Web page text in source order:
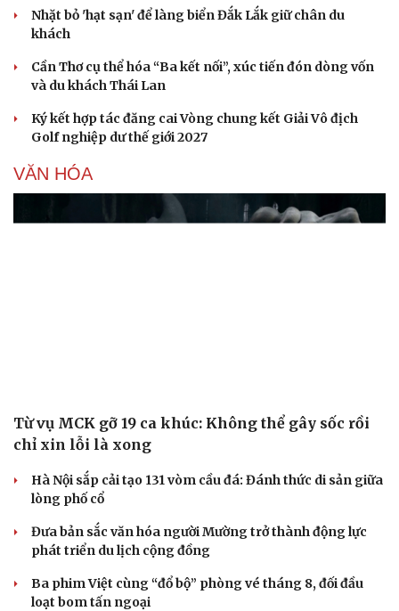
Cải chính
Nhặt bỏ 'hạt sạn' để làng biển Đắk Lắk giữ chân du
khách
Cần Thơ cụ thể hóa “Ba kết nối”, xúc tiến đón dòng vốn
và du khách Thái Lan
Ký kết hợp tác đăng cai Vòng chung kết Giải Vô địch
Golf nghiệp dư thế giới 2027
VĂN HÓA
Từ vụ MCK gỡ 19 ca khúc: Không thể gây sốc rồi
chỉ xin lỗi là xong
Hà Nội sắp cải tạo 131 vòm cầu đá: Đánh thức di sản giữa
lòng phố cổ
Đưa bản sắc văn hóa người Mường trở thành động lực
phát triển du lịch cộng đồng
Ba phim Việt cùng “đổ bộ” phòng vé tháng 8, đối đầu
loạt bom tấn ngoại